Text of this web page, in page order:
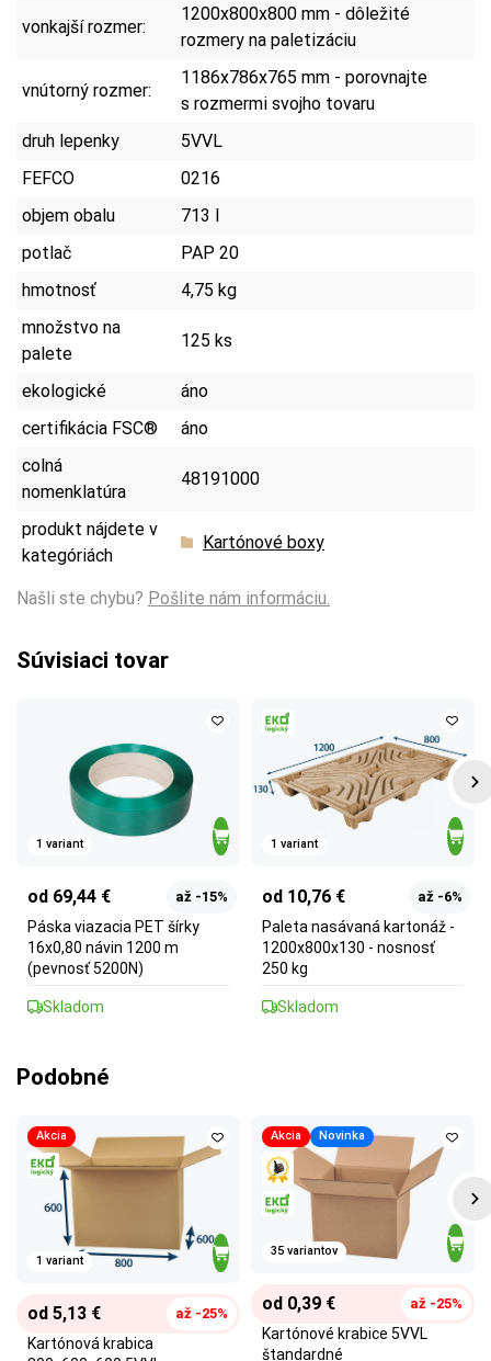
vonkajší rozmer:
1200x800x800 mm - dôležité
rozmery na paletizáciu
vnútorný rozmer:
1186x786x765 mm - porovnajte
s rozmermi svojho tovaru
druh lepenky
5VVL
FEFCO
0216
objem obalu
713 l
potlač
PAP 20
hmotnosť
4,75 kg
množstvo na
palete
125 ks
ekologické
áno
certifikácia FSC®
áno
colná
nomenklatúra
48191000
produkt nájdete v
kategóriách
Kartónové boxy
Našli ste chybu? Pošlite nám informáciu.
Súvisiaci tovar
1 variant
od 69,44 € až -15%
Páska viazacia PET šírky
16x0,80 návin 1200 m
(pevnosť 5200N)
Skladom
1 variant
od 10,76 € až -6%
Paleta nasávaná kartonáž -
1200x800x130 - nosnosť
250 kg
Skladom
Podobné
Akcia
1 variant
od 5,13 € až -25%
Kartónová krabica
Akcia Novinka
35 variantov
od 0,39 € až -25%
Kartónové krabice 5VVL
štandardné